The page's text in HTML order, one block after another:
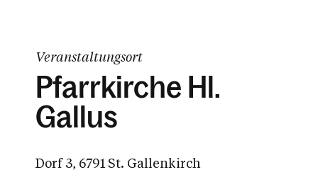
Veranstaltungsort
Pfarrkirche Hl.
Gallus
Dorf 3, 6791 St. Gallenkirch